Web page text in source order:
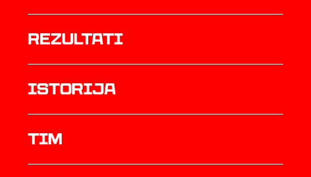
rezultati
istorija
TIM